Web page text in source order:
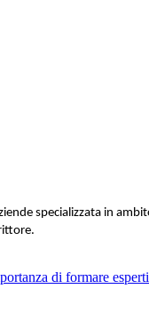
specializzata in
di formare